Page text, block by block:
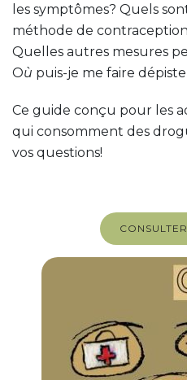
les symptômes? Quels
méthode de
Quelles autres mesures
Où puis-je me faire
Ce guide conçu pour les
qui consomment des
vos questions!